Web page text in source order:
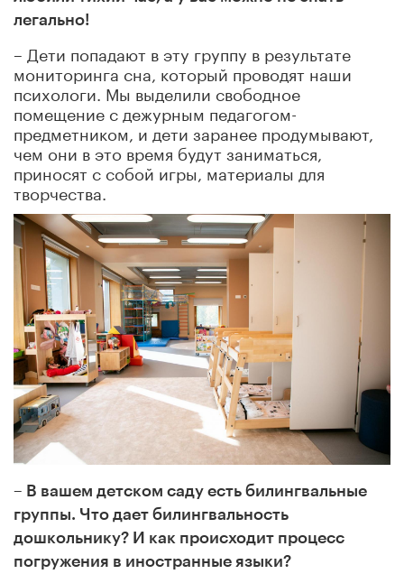
легально!
– Дети попадают в эту группу в результате
мониторинга сна, который проводят наши
психологи. Мы выделили свободное
помещение с дежурным педагогом-
предметником, и дети заранее продумывают,
чем они в это время будут заниматься,
приносят с собой игры, материалы для
творчества.
– В вашем детском саду есть билингвальные
группы. Что дает билингвальность
дошкольнику? И как происходит процесс
погружения в иностранные языки?